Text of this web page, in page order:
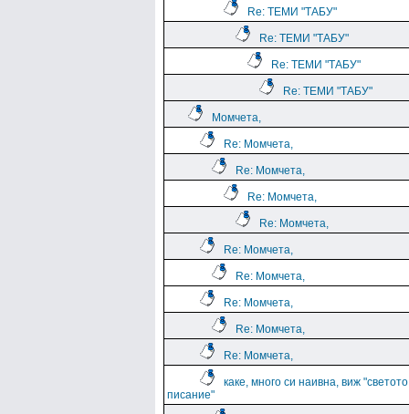
Re: ТЕМИ "ТАБУ"
Re: ТЕМИ "ТАБУ"
Re: ТЕМИ "ТАБУ"
Re: ТЕМИ "ТАБУ"
Момчета,
Re: Момчета,
Re: Момчета,
Re: Момчета,
Re: Момчета,
Re: Момчета,
Re: Момчета,
Re: Момчета,
Re: Момчета,
Re: Момчета,
каке, много си наивна, виж "светото
писание"